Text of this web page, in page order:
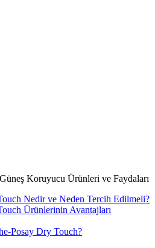
Koruyucu Ürünleri ve Faydaları
Nedir ve Neden Tercih Edilmeli?
Ürünlerinin Avantajları
Posay Dry Touch?